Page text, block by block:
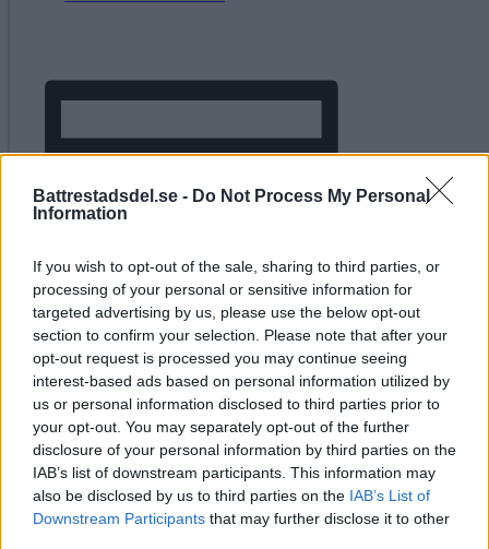
Battrestadsdel.se - Do Not Process My Personal
Information
If you wish to opt-out of the sale, sharing to third parties, or
processing of your personal or sensitive information for
targeted advertising by us, please use the below opt-out
section to confirm your selection. Please note that after your
opt-out request is processed you may continue seeing
interest-based ads based on personal information utilized by
us or personal information disclosed to third parties prior to
your opt-out. You may separately opt-out of the further
disclosure of your personal information by third parties on the
IAB’s list of downstream participants. This information may
also be disclosed by us to third parties on the IAB’s List of
Downstream Participants that may further disclose it to other